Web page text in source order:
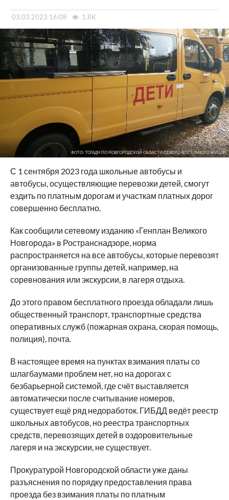
03.03.2023 16:08 1.8K
ФОТО: ТОГАДН ПО НОВГОРОДСКОЙ ОБЛАСТИ СЕВЕРО-ВОСТОЧНОГО МУГАДН
С 1 сентября 2023 года школьные автобусы и
автобусы, осуществляющие перевозки детей, смогут
ездить по платным дорогам и участкам платных дорог
совершенно бесплатно.
Как сообщили сетевому изданию «Генплан Великого
Новгорода» в Ространснадзоре, норма
распространяется на все автобусы, которые перевозят
организованные группы детей, например, на
соревнования или экскурсии, в лагеря отдыха.
До этого правом бесплатного проезда обладали лишь
общественный транспорт, транспортные средства
оперативных служб (пожарная охрана, скорая помощь,
полиция), почта.
В настоящее время на пунктах взимания платы со
шлагбаумами проблем нет, но на дорогах с
безбарьерной системой, где счёт выставляется
автоматически после считывание номеров,
существует ещё ряд недоработок. ГИБДД ведёт реестр
школьных автобусов, но реестра транспортных
средств, перевозящих детей в оздоровительные
лагеря и на экскурсии, не существует.
Прокуратурой Новгородской области уже даны
разъяснения по порядку предоставления права
проезда без взимания платы по платным